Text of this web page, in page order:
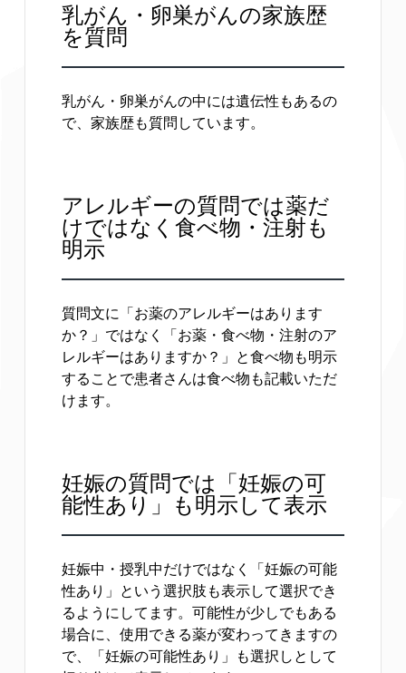
乳がん・卵巣がんの家族歴
を質問
乳がん・卵巣がんの中には遺伝性もあるの
で、家族歴も質問しています。
アレルギーの質問では薬だ
けではなく食べ物・注射も
明示
質問文に「お薬のアレルギーはあります
か？」ではなく「お薬・食べ物・注射のア
レルギーはありますか？」と食べ物も明示
することで患者さんは食べ物も記載いただ
けます。
妊娠の質問では「妊娠の可
能性あり」も明示して表示
妊娠中・授乳中だけではなく「妊娠の可能
性あり」という選択肢も表示して選択でき
るようにしてます。可能性が少しでもある
場合に、使用できる薬が変わってきますの
で、「妊娠の可能性あり」も選択しとして